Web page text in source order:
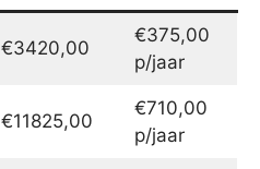
€3420,00
€375,00
p/jaar
€11825,00
€710,00
p/jaar